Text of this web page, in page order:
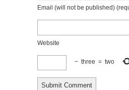
Email (will not be published)
Website
− three = two